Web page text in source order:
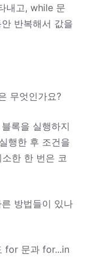
내고, while 문
반복해서 값을
무엇인가요?
록을 실행하지
행한 후 조건을
한 한 번은 코
방법들이 있나
for 문과 for...in